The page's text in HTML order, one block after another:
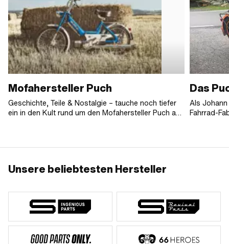
Mofahersteller Puch
Geschichte, Teile & Nostalgie – tauche noch tiefer
ein in den Kult rund um den Mofahersteller Puch aus
Das
Als
Fahrrad-
Töffli.
Hobel so
hegestellt
Unsere beliebtesten Hersteller